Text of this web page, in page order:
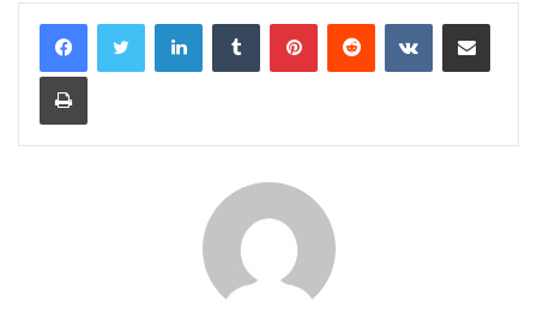
LinkedInTumblr PinterestReddit VKontakteShare via Email
Print